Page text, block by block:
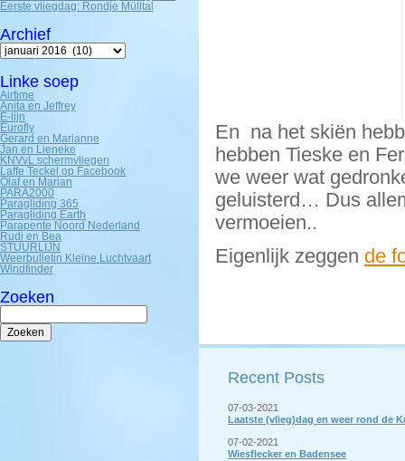
Eerste vliegdag: Rondje Mülltal
Archief
Archief
Linke soep
Airtime
Anita en Jeffrey
E-lijn
Eurofly
Gerard en Marianne
Jan en Lieneke
KNVvL schermvliegen
Laffe Teckel op Facebook
Olaf en Marian
PARA2000
Paragliding 365
Paragliding Earth
Parapente Noord Nederland
Rudi en Bea
STUURLIJN
Weerbulletin Kleine Luchtvaart
Windfinder
Zoeken
Zoeken
naar:
En na het skiën
hebben Tieske en
we weer wat
geluisterd… Dus
vermoeien..
Eigenlijk zeggen de
Recent Posts
07-03-2021
Laatste (vlieg)dag en weer rond de
07-02-2021
Wiesflecker en Badensee